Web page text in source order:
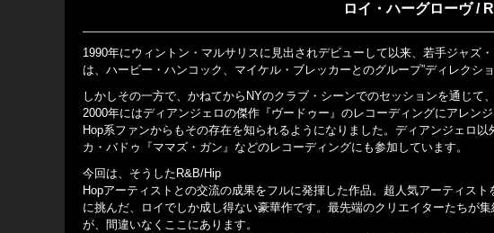
ロイ・ハーグローヴ /
1990年にウィントン・マルサリスに見出されデビューして以来、若手ジャズ
は、ハービー・ハンコック、マイケル・ブレッカーとのグループ”ディレクシ
しかしその一方で、かねてからNYのクラブ・シーンでのセッションを通じて
2000年にはディアンジェロの傑作『ヴードゥー』のレコーディングにアレン
Hop系ファンからもその存在を知られるようになりました。ディアンジェロ
カ・バドゥ『ママズ・ガン』などのレコーディングにも参加しています。
今回は、そうしたR&B/Hip
Hopアーティストとの交流の成果をフルに発揮した作品。超人気アーティス
に挑んだ、ロイでしか成し得ない豪華作です。最先端のクリエイターたちが
が、間違いなくここにあります。